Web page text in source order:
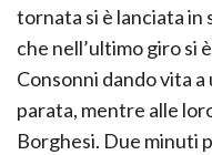
tornata si è lanciata in
che nell’ultimo giro si
Consonni dando vita
parata, mentre alle
Borghesi. Due minuti